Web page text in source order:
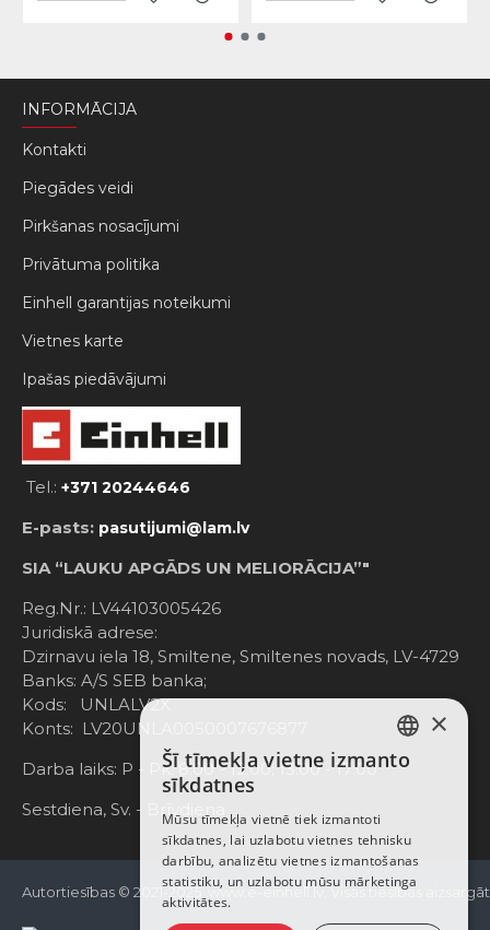
INFORMĀCIJA
Kontakti
Piegādes veidi
Pirkšanas nosacījumi
Privātuma politika
Einhell garantijas noteikumi
Vietnes karte
Ipašas piedāvājumi
Tel.: +371 20244646
E-pasts: pasutijumi@lam.lv
SIA “LAUKU APGĀDS UN MELIORĀCIJA”"
Reg.Nr.: LV44103005426
Juridiskā adrese:
Dzirnavu iela 18, Smiltene, Smiltenes novads, LV-4729
Banks: A/S SEB banka;
Kods: UNLALV2X
Konts: LV20UNLA0050007676877
Darba laiks: P - Pk. 8:00 - 12:00; 13:00 - 17:00
Sestdiena, Sv. - Brīvdiena
Autortiesības © 2021-2025, www.e-einhell.lv, Visas tiesības
LATVIAN
ENGLISH
×
Šī tīmekļa vietne izmanto
sīkdatnes
Mūsu tīmekļa vietnē tiek izmantoti
sīkdatnes, lai uzlabotu vietnes tehnisku
darbību, analizētu vietnes izmantošanas
statistiku, un uzlabotu mūsu mārketinga
aktivitātes.